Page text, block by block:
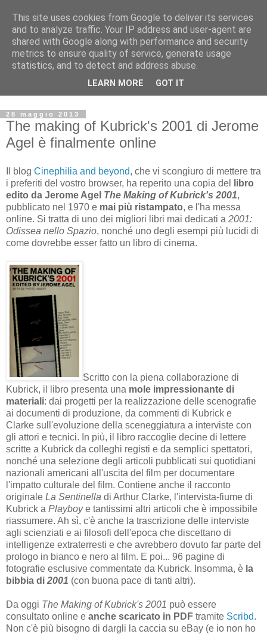
Archivio Kubrick: Blog
Commenti e notizie su Stanley Kubrick.
Segnalazione di eventi, nuovi libri in uscita, recensioni,
mostre e appuntamenti.
28 maggio 2013
The making of Kubrick's 2001 di Jerome
Agel è finalmente online
Il blog Cinephilia and beyond, che vi scongiuro di mettere tra
i preferiti del vostro browser, ha reperito una copia del
libro
edito da Jerome Agel The Making of Kubrick's 2001,
pubblicato nel 1970 e mai più ristampato, e l'ha messa
online. Si tratta di uno dei migliori libri mai dedicati a 2001:
Odissea nello Spazio, nonché uno degli esempi più lucidi di
come dovrebbe esser fatto un libro di cinema.
Scritto con la piena collaborazione di
Kubrick, il libro presenta una mole impressionante di
materiali: dai progetti per la realizzazione delle scenografie
ai documenti di produzione, da commenti di Kubrick e
Clarke sull'evoluzione della sceneggiatura a interviste con
gli attori e tecnici. In più, il libro raccoglie decine di lettere
scritte a Kubrick da colleghi registi e da semplici spettatori,
nonché una selezione degli articoli pubblicati sui quotidiani
nazionali americani all'uscita del film per documentare
l'impatto culturale del film. Contiene anche il racconto
originale La Sentinella di Arthur Clarke, l'intervista-fiume di
Kubrick a Playboye tantissimi altri articoli che è impossibile
riassumere. Ah sì, c'è anche la trascrizione delle interviste
agli scienziati e ai filosofi dell'epoca che discettano di
intelligenze extraterresti e che avrebbero dovuto far parte del
prologo in bianco e nero al film. E poi... 96 pagine di
fotografie esclusive commentate da Kubrick. Insomma, è la
bibbia di 2001 (con buona pace di tanti altri).
Da oggi The Making of Kubrick's 2001 può essere
consultato online e anche scaricato in PDF tramite Scribd.
Non c'è più bisogno di dargli la caccia su eBay (e io non ho
This site uses cookies from Google to deliver its services
and to analyze traffic. Your IP address and user-agent are
shared with Google along with performance and security
metrics to ensure quality of service, generate usage
statistics, and to detect and address abuse.
LEARN MORE GOT IT